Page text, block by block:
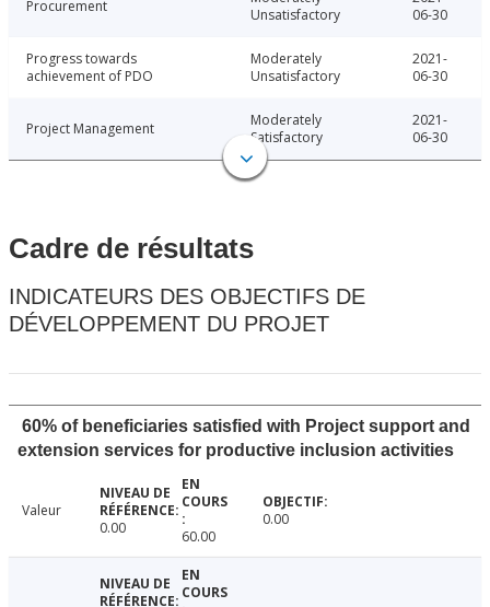
Procurement
Unsatisfactory
06-30
Progress towards
achievement of PDO
Moderately
Unsatisfactory
2021-
06-30
Project Management
Moderately
Satisfactory
2021-
06-30
Cadre de résultats
INDICATEURS DES OBJECTIFS DE
DÉVELOPPEMENT DU PROJET
60% of beneficiaries satisfied with Project support and
extension services for productive inclusion activities
Valeur
0.00
60.00
0.00